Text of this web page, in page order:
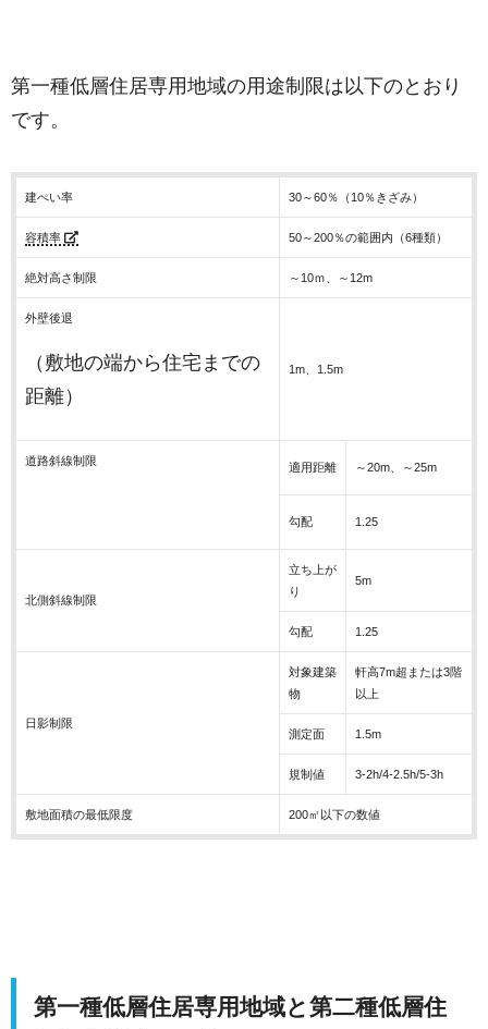
第一種低層住居専用地域の用途制限は以下のとおり
です。
建ぺい率 30～60％（10％きざみ）
容積率 50～200％の範囲内（6種類）
絶対高さ制限 ～10ｍ、～12m
外壁後退
（敷地の端から住宅までの
距離）
1m、1.5m
道路斜線制限 適用距離 ～20m、～25m
勾配 1.25
北側斜線制限
立ち上が
り
5m
勾配 1.25
日影制限
対象建築
物
軒高7m超または3階
以上
測定面 1.5m
規制値 3-2h/4-2.5h/5-3h
敷地面積の最低限度 200㎡以下の数値
第一種低層住居専用地域と第二種低層住